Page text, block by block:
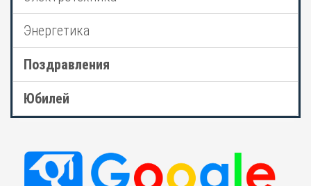
Энергетика
Поздравления
Юбилей